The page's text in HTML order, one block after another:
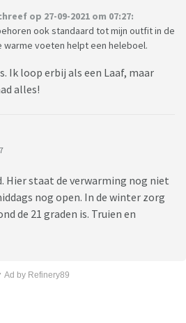
op 27-09-2021 om 07:27:
ook standaard tot mijn outfit in de
voeten helpt een heleboel.
Ik loop erbij als een Laaf, maar
alles!
Hier staat de verwarming nog niet
nog open. In de winter zorg
de 21 graden is. Truien en
Ad by Refinery89